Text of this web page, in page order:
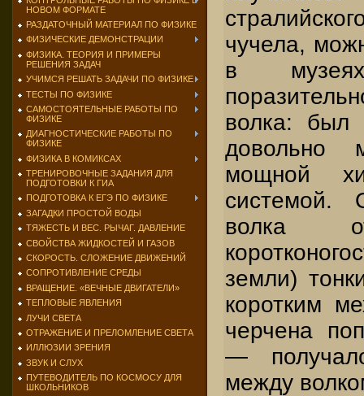
НОВОМ ФОРМАТЕ
РАЗДАТОЧНЫЙ МАТЕРИАЛ ПО ФИЗИКЕ
ФИЗИЧЕСКИЕ ДЕМОНСТРАЦИИ
ФИЗИКА. ТЕОРИЯ И ПРИМЕРЫ
РЕШЕНИЯ ЗАДАЧ
УЧИМСЯ РЕШАТЬ ЗАДАЧИ ПО ФИЗИКЕ
ТЕСТЫ ПО ФИЗИКЕ
САМОСТОЯТЕЛЬНЫЕ РАБОТЫ ПО
ФИЗИКЕ
ДИАГНОСТИЧЕСКИЕ РАБОТЫ ПО
ФИЗИКЕ
ФИЗИКА В КОМИКСАХ
ТРЕНИРОВОЧНЫЕ ЗАДАНИЯ ДЛЯ
ПОДГОТОВКИ К ГИА
ПОДГОТОВКА К ЕГЭ ПО ФИЗИКЕ
ЗАГАДКИ ПРОСТОЙ ВОДЫ
ТЯЖЕСТЬ И ВЕС. РЫЧАГ. ДАВЛЕНИЕ
СВОЙСТВА ЖИДКОСТЕЙ И ГАЗОВ
СКОРОСТЬ. СЛОЖЕНИЕ ДВИЖЕНИЙ
СОПРОТИВЛЕНИЕ СРЕДЫ
ВРАЩЕНИЕ. «ВЕЧНЫЕ ДВИГАТЕЛИ»
ТЕПЛОВЫЕ ЯВЛЕНИЯ
ЛУЧИ СВЕТА
ОТРАЖЕНИЕ И ПРЕЛОМЛЕНИЕ СВЕТА
ИЛЛЮЗИИ ЗРЕНИЯ
ЗВУК И СЛУХ
ПУТЕВОДИТЕЛЬ ПО КОСМОСУ ДЛЯ
ШКОЛЬНИКОВ
чучела,
в
волка: был
довольно
мощной
системой.
волка
земли)
коротким
черчена
—
между